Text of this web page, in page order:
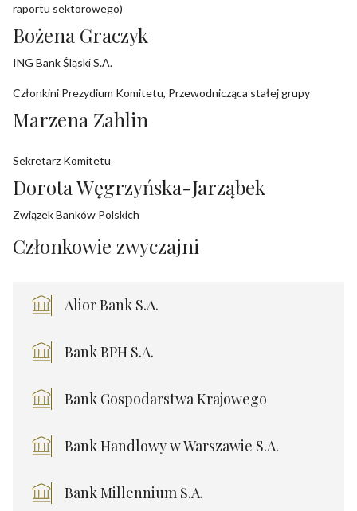
raportu sektorowego)
Bożena Graczyk
ING Bank Śląski S.A.
Członkini Prezydium Komitetu, Przewodnicząca stałej grupy
Marzena Zahlin
Sekretarz Komitetu
Dorota Węgrzyńska-Jarząbek
Związek Banków Polskich
Członkowie zwyczajni
Alior Bank S.A.
Bank BPH S.A.
Bank Gospodarstwa Krajowego
Bank Handlowy w Warszawie S.A.
Bank Millennium S.A.